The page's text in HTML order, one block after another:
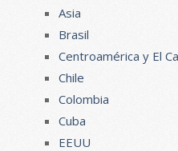
Asia
Brasil
Centroamérica y El
Chile
Colombia
Cuba
EEUU